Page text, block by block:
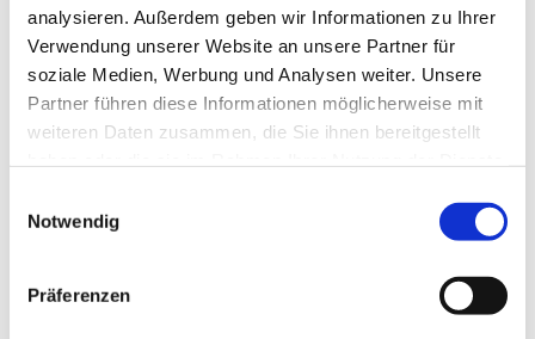
analysieren. Außerdem geben wir Informationen zu Ihrer
Verwendung unserer Website an unsere Partner für
soziale Medien, Werbung und Analysen weiter. Unsere
Partner führen diese Informationen möglicherweise mit
weiteren Daten zusammen, die Sie ihnen bereitgestellt
Notwendig
Präferenzen
Erreichen des Regelpensionseintrittsalters im
Schuldienst zu halten.
Bezahlung von Mehrarbeit ab der ersten
Unterrichtsstunde
Neuregelung der Altersabminderung
Vorverlagerung von Pflichtstunden aus
Ansparkontos
beendet. Die endgültigen Antworten aus dem